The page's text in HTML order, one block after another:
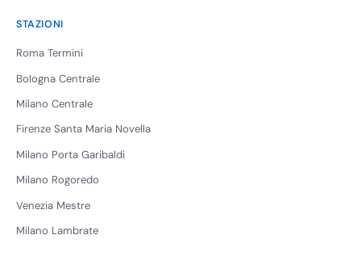
STAZIONI
Roma Termini
Bologna Centrale
Milano Centrale
Firenze Santa Maria Novella
Milano Porta Garibaldi
Milano Rogoredo
Venezia Mestre
Milano Lambrate